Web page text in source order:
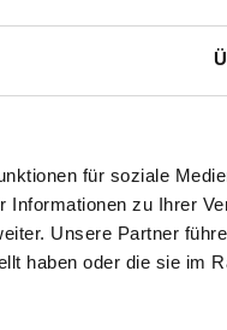
für soziale
zu Ihrer
Unsere Partner
haben oder die sie im